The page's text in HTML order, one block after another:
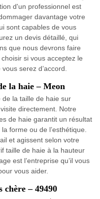
d'un professionnel est
davantage votre
sont capables de vous
un devis détaillé, qui
que nous devrons faire
si vous acceptez le
serez d’accord.
la haie – Meon
la taille de haie sur
directement. Notre
de haie garantit un résultat
forme ou de l’esthétique.
et agissent selon votre
taille de haie à la hauteur
est l’entreprise qu’il vous
vous aider.
chère – 49490